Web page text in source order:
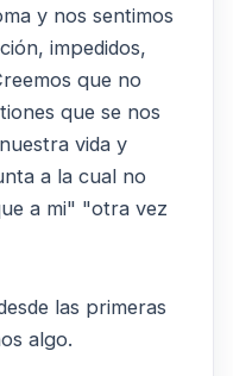
y nos sentimos
impedidos,
que no
que se nos
vida y
a la cual no
a mi" "otra vez
las primeras
algo.